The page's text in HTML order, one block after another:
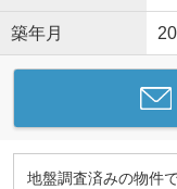
築年月
地盤調査済みの物件